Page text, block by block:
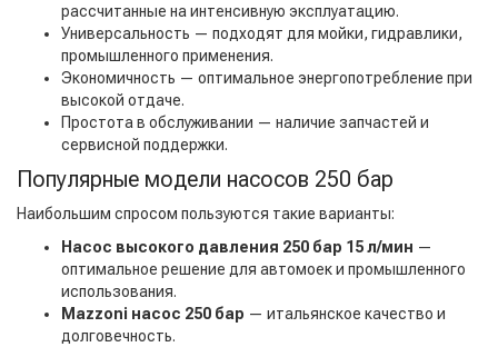
рассчитанные на интенсивную эксплуатацию.
Универсальность — подходят для мойки, гидравлики,
промышленного применения.
Экономичность — оптимальное энергопотребление при
высокой отдаче.
Простота в обслуживании — наличие запчастей и
сервисной поддержки.
Популярные модели насосов 250 бар
Наибольшим спросом пользуются такие варианты:
Насос высокого давления 250 бар 15 л/мин —
оптимальное решение для автомоек и промышленного
использования.
Mazzoni насос 250 бар — итальянское качество и
долговечность.